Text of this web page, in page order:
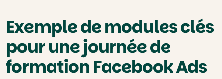
Exemple de modules clés
pour une journée de
formation Facebook Ads